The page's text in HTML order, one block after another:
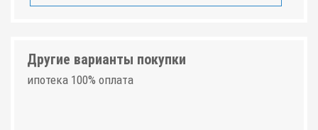
Другие варианты покупки
ипотека 100% оплата